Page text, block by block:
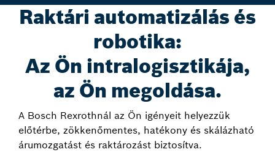
Raktári automatizálás és
robotika:
Az Ön intralogisztikája,
az Ön megoldása.
A Bosch Rexrothnál az Ön igényeit helyezzük
előtérbe, zökkenőmentes, hatékony és skálázható
árumozgatást és raktározást biztosítva.